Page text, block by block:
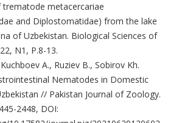
trematode metacercariae
and Diplostomatidae) from the lake
of Uzbekistan. Biological Sciences of
N1, P.8-13.
A., Ruziev B., Sobirov Kh.
Nematodes in Domestic
// Pakistan Journal of Zoology.
2448, DOI: